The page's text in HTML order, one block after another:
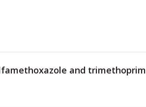
and trimethoprim